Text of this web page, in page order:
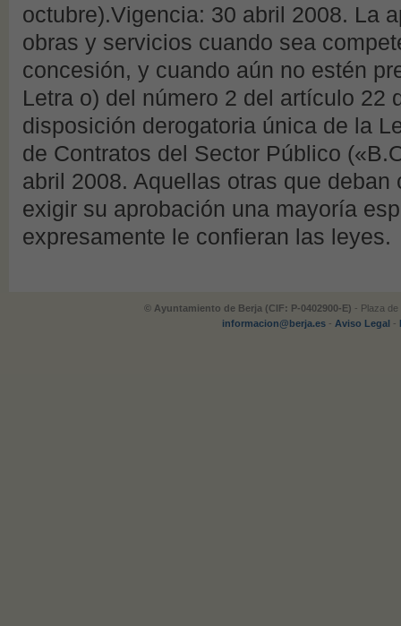
octubre).Vigencia: 30 abril 2008. La
obras y servicios cuando sea
concesión, y cuando aún no estén
Letra o) del número 2 del artículo 22
disposición derogatoria única de la
de Contratos del Sector Público
abril 2008. Aquellas otras que
exigir su aprobación una mayoría
expresamente le confieran las leyes.
© Ayuntamiento de Berja (CIF: P-0402900-E) - Plaza
informacion@berja.es - Aviso Legal -